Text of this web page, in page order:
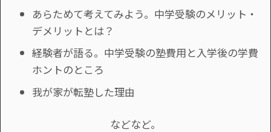
あらためて考えてみよう。中学受験のメリット・
デメリットとは？
経験者が語る。中学受験の塾費用と入学後の学費
ホントのところ
我が家が転塾した理由
などなど。